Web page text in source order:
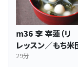
m36 李 宰蓮（リ
レッスン／もち
29分